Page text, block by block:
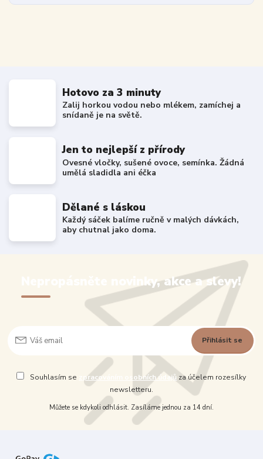
Hotovo za 3 minuty
Zalij horkou vodou nebo mlékem, zamíchej a
snídaně je na světě.
Jen to nejlepší z přírody
Ovesné vločky, sušené ovoce, semínka. Žádná
umělá sladidla ani éčka
Dělané s láskou
Každý sáček balíme ručně v malých dávkách,
aby chutnal jako doma.
Nepropásněte novinky, akce a slevy!
Přihlásit se
Souhlasím se zpracováním osobních údajů za účelem rozesílky
newsletteru.
Můžete se kdykoli odhlásit. Zasíláme jednou za 14 dní.